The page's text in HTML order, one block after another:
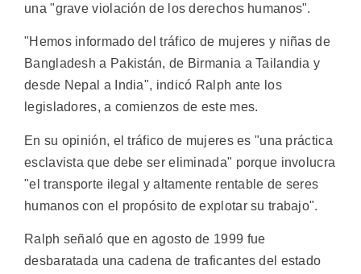
una "grave violación de los derechos humanos".
"Hemos informado del tráfico de mujeres y niñas de
Bangladesh a Pakistán, de Birmania a Tailandia y
desde Nepal a India", indicó Ralph ante los
legisladores, a comienzos de este mes.
En su opinión, el tráfico de mujeres es "una práctica
esclavista que debe ser eliminada" porque involucra
"el transporte ilegal y altamente rentable de seres
humanos con el propósito de explotar su trabajo".
Ralph señaló que en agosto de 1999 fue
desbaratada una cadena de traficantes del estado